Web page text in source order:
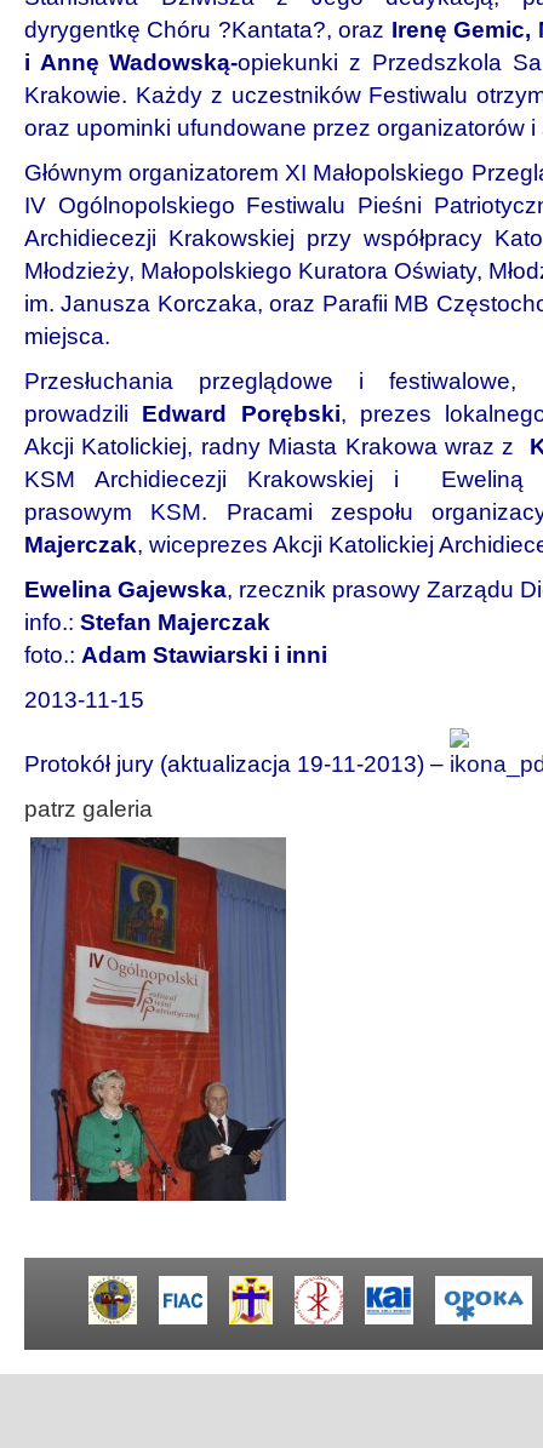
dyrygentkę Chóru ?Kantata?, oraz Irenę Gemic,
i Annę Wadowską-opiekunki z Przedszkola
Krakowie. Każdy z uczestników Festiwalu
oraz upominki ufundowane przez organizatorów i
Głównym organizatorem XI Małopolskiego
IV Ogólnopolskiego Festiwalu Pieśni
Archidiecezji Krakowskiej przy współpracy
Młodzieży, Małopolskiego Kuratora Oświaty,
im. Janusza Korczaka, oraz Parafii MB
miejsca.
Przesłuchania przeglądowe i
prowadzili Edward Porębski, prezes
Akcji Katolickiej, radny Miasta Krakowa wraz z
KSM Archidiecezji Krakowskiej i Eweliną
prasowym KSM. Pracami zespołu
Majerczak, wiceprezes Akcji Katolickiej
Ewelina Gajewska, rzecznik prasowy Zarządu
info.: Stefan Majerczak
foto.: Adam Stawiarski i inni
2013-11-15
Protokół jury (aktualizacja 19-11-2013) –
patrz galeria